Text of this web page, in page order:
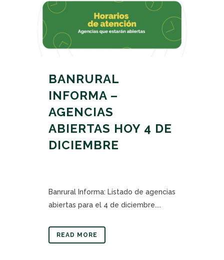
BANRURAL
INFORMA –
AGENCIAS
ABIERTAS HOY 4 DE
DICIEMBRE
Banrural Informa: Listado de agencias
abiertas para el 4 de diciembre....
READ MORE